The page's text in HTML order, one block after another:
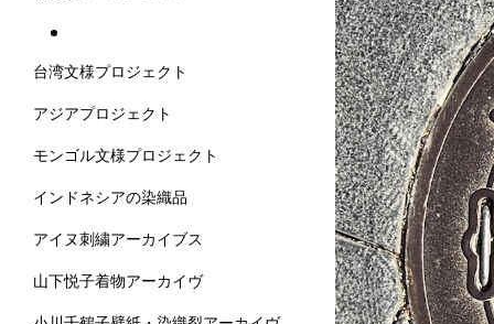
台湾文様プロジェクト
アジアプロジェクト
モンゴル文様プロジェクト
インドネシアの染織品
アイヌ刺繍アーカイブス
山下悦子着物アーカイヴ